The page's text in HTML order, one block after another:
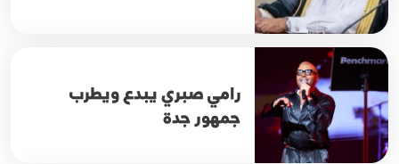
رامي صبري يبدع ويطرب
جمهور جدة